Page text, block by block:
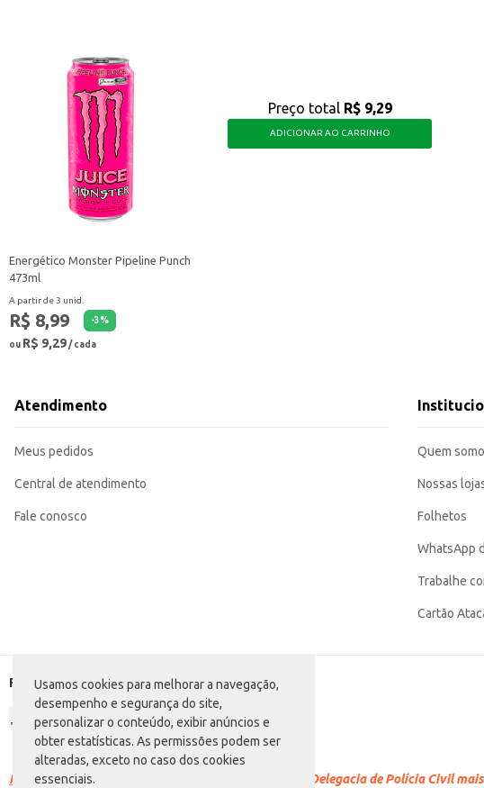
Usamos cookies para melhorar a navegação,
desempenho e segurança do site,
personalizar o conteúdo, exibir anúncios e
obter estatísticas. As permissões podem ser
alteradas, exceto no caso dos cookies
essenciais.
Energético Monster Pipeline Punch
473ml
A partir de 3 unid.
R$ 8,99 -3%
ou R$ 9,29/ cada
Preço total R$ 9,29
ADICIONAR AO CARRINHO
Atendimento
Meus pedidos
Central de atendimento
Fale conosco
Quem
Nossas
Folhetos
WhatsApp
Trabalhe
Cartão
Formas de pagamento
Racismo é crime. Denuncie. Disque 100 ou procure a Delegacia de Polícia Civil